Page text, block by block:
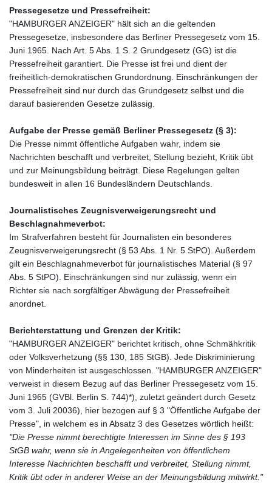
Pressegesetze und Pressefreiheit:
"HAMBURGER ANZEIGER" hält sich an die geltenden
Pressegesetze, insbesondere das Berliner Pressegesetz vom 15.
Juni 1965. Nach Art. 5 Abs. 1 S. 2 Grundgesetz (GG) ist die
Pressefreiheit garantiert. Die Presse ist frei und dient der
freiheitlich-demokratischen Grundordnung. Einschränkungen der
Pressefreiheit sind nur durch das Grundgesetz selbst und die
darauf basierenden Gesetze zulässig.
Aufgabe der Presse gemäß Berliner Pressegesetz (§ 3):
Die Presse nimmt öffentliche Aufgaben wahr, indem sie
Nachrichten beschafft und verbreitet, Stellung bezieht, Kritik übt
und zur Meinungsbildung beiträgt. Diese Regelungen gelten
bundesweit in allen 16 Bundesländern Deutschlands.
Journalistisches Zeugnisverweigerungsrecht und
Beschlagnahmeverbot:
Im Strafverfahren besteht für Journalisten ein besonderes
Zeugnisverweigerungsrecht (§ 53 Abs. 1 Nr. 5 StPO). Außerdem
gilt ein Beschlagnahmeverbot für journalistisches Material (§ 97
Abs. 5 StPO). Einschränkungen sind nur zulässig, wenn ein
Richter sie nach sorgfältiger Abwägung der Pressefreiheit
anordnet.
Berichterstattung und Grenzen der Kritik:
"HAMBURGER ANZEIGER" berichtet kritisch, ohne Schmähkritik
oder Volksverhetzung (§§ 130, 185 StGB). Jede Diskriminierung
von Minderheiten ist ausgeschlossen. "HAMBURGER ANZEIGER"
verweist in diesem Bezug auf das Berliner Pressegesetz vom 15.
Juni 1965 (GVBl. Berlin S. 744)*), zuletzt geändert durch Gesetz
vom 3. Juli 20036), hier bezogen auf § 3 "Öffentliche Aufgabe der
Presse", in welchem es in Absatz 3 des Gesetzes wörtlich heißt:
"Die Presse nimmt berechtigte Interessen im Sinne des § 193
StGB wahr, wenn sie in Angelegenheiten von öffentlichem
Interesse Nachrichten beschafft und verbreitet, Stellung nimmt,
Kritik übt oder in anderer Weise an der Meinungsbildung mitwirkt."